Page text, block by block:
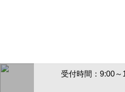
受付時間：9:00～